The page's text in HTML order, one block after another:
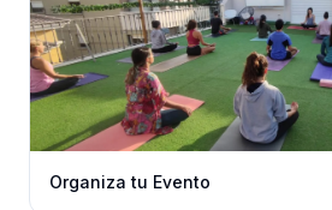
Organiza tu Evento